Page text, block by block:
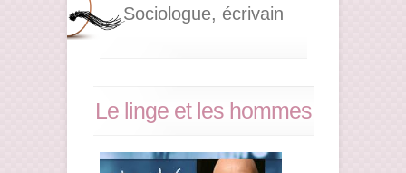
Sociologue, écrivain
Le linge et les hommes